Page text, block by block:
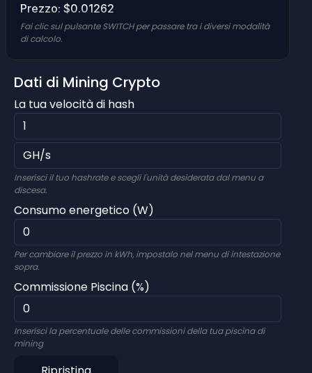
Prezzo: $0.01262
Fai clic sul pulsante SWITCH per passare tra i diversi modalità
di calcolo.
Dati di Mining Crypto
La tua velocità di hash
Inserisci il tuo hashrate e scegli l'unità desiderata dal menu a
discesa.
Consumo energetico (W)
Per cambiare il prezzo in kWh, impostalo nel menu di intestazione
sopra.
Commissione Piscina (%)
Inserisci la percentuale delle commissioni della tua piscina di
mining